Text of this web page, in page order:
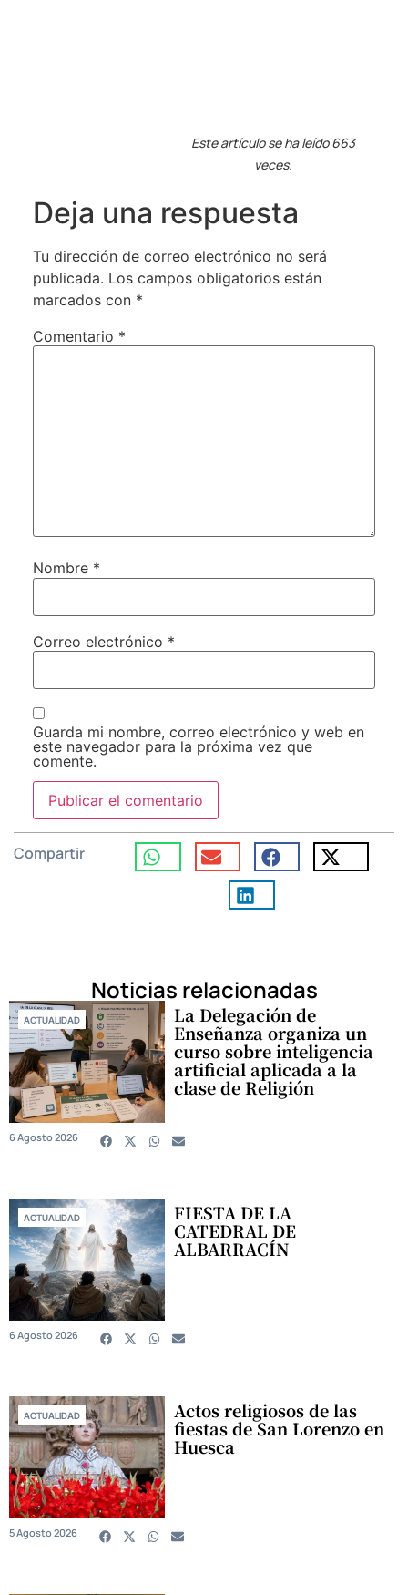
Este artículo se ha leído 663
veces.
Deja una respuesta
Tu dirección de correo electrónico no será
publicada. Los campos obligatorios están
marcados con *
Comentario *
Nombre *
Correo electrónico *
Guarda mi nombre, correo electrónico y web en
este navegador para la próxima vez que
comente.
Compartir
Noticias relacionadas
ACTUALIDAD La Delegación de
Enseñanza organiza un
curso sobre inteligencia
artificial aplicada a la
clase de Religión
6 Agosto 2026
ACTUALIDAD FIESTA DE LA
CATEDRAL DE
ALBARRACÍN
6 Agosto 2026
ACTUALIDAD Actos religiosos de las
fiestas de San Lorenzo en
Huesca
5 Agosto 2026